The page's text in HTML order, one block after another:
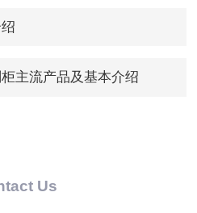
主流产品及基本介绍
Us